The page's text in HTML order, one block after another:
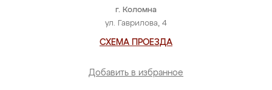
г. Коломна
ул. Гаврилова, 4
СХЕМА ПРОЕЗДА
Добавить в избранное